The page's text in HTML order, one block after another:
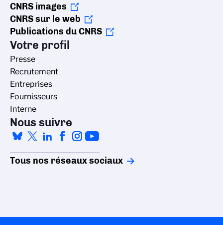
CNRS images
CNRS sur le web
Publications du CNRS
Votre profil
Presse
Recrutement
Entreprises
Fournisseurs
Interne
Nous suivre
Tous nos réseaux sociaux